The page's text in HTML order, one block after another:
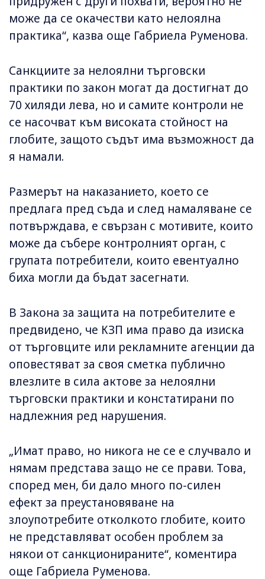
може да се окачестви като нелоялна
практика“, казва още Габриела Руменова.
Санкциите за нелоялни търговски
практики по закон могат да достигнат до
70 хиляди лева, но и самите контроли не
се насочват към високата стойност на
глобите, защото съдът има възможност да
я намали.
Размерът на наказанието, което се
предлага пред съда и след намаляване се
потвърждава, е свързан с мотивите, които
може да събере контролният орган, с
групата потребители, които евентуално
биха могли да бъдат засегнати.
В Закона за защита на потребителите е
предвидено, че КЗП има право да изиска
от търговците или рекламните агенции да
оповестяват за своя сметка публично
влезлите в сила актове за нелоялни
търговски практики и констатирани по
надлежния ред нарушения.
„Имат право, но никога не се е случвало и
нямам представа защо не се прави. Това,
според мен, би дало много по-силен
ефект за преустановяване на
злоупотребите отколкото глобите, които
не представляват особен проблем за
някои от санкционираните“, коментира
още Габриела Руменова.